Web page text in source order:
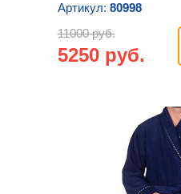
Артикул: 80998
11000 руб.
5250 руб.